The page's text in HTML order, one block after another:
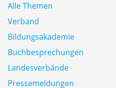
Alle Themen
Verband
Bildungsakademie
Buchbesprechungen
Landesverbände
Pressemeldungen